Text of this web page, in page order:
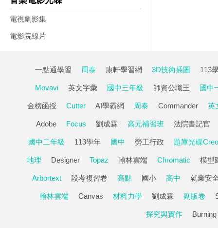
電視劇影集
電影院線片
一點通學習 周泰 康軒學習網 3D技術插圖 113
Movavi 英文字彙 國中三年級 師資公職王 國中
金榜函授 Cutter AI學霸網 周泰 Commander 英
Adobe Focus 劉成霖 高元補習班 法院書記官
國中二年級 113學年 國中 勞工行政 題庫光碟Creo
地理 Designer Topaz 翰林雲端 Chromatic 模型
Arbortext 段考複習卷 高點 國小 高中 就業安
翰林雲端 Canvas 材料力學 劉成霖 副版卷
探究與實作 Burning